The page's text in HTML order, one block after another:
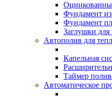
Фундамент из
Фундамент
Заглушки для
Автополив для
Капельная
Таймер
Автоматическое